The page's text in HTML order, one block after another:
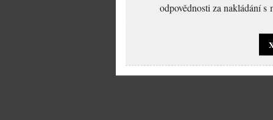
odpovědnosti za nakládání